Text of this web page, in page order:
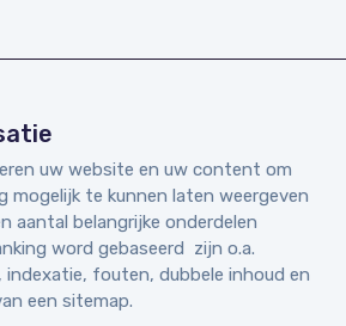
uw website en uw content om
mogelijk te kunnen laten weergeven
aantal belangrijke onderdelen
word gebaseerd zijn o.a.
indexatie, fouten, dubbele inhoud en
een sitemap.